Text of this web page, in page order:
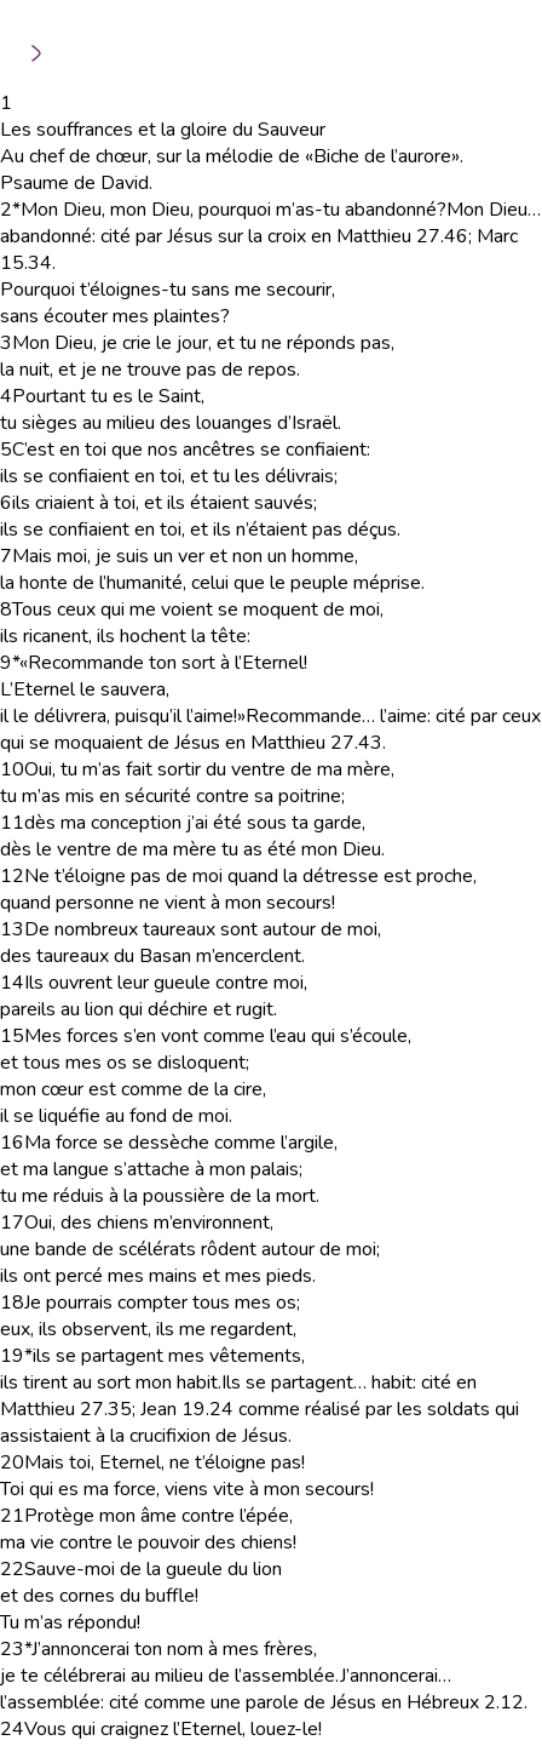
1
Les souffrances et la gloire du Sauveur
Au chef de chœur, sur la mélodie de «Biche de l’aurore».
Psaume de David.
2*Mon Dieu, mon Dieu, pourquoi m’as-tu abandonné?Mon Dieu…
abandonné: cité par Jésus sur la croix en Matthieu 27.46; Marc
15.34.
Pourquoi t’éloignes-tu sans me secourir,
sans écouter mes plaintes?
3Mon Dieu, je crie le jour, et tu ne réponds pas,
la nuit, et je ne trouve pas de repos.
4Pourtant tu es le Saint,
tu sièges au milieu des louanges d’Israël.
5C’est en toi que nos ancêtres se confiaient:
ils se confiaient en toi, et tu les délivrais;
6ils criaient à toi, et ils étaient sauvés;
ils se confiaient en toi, et ils n’étaient pas déçus.
7Mais moi, je suis un ver et non un homme,
la honte de l’humanité, celui que le peuple méprise.
8Tous ceux qui me voient se moquent de moi,
ils ricanent, ils hochent la tête:
9*«Recommande ton sort à l’Eternel!
L’Eternel le sauvera,
il le délivrera, puisqu’il l’aime!»Recommande… l’aime: cité par ceux
qui se moquaient de Jésus en Matthieu 27.43.
10Oui, tu m’as fait sortir du ventre de ma mère,
tu m’as mis en sécurité contre sa poitrine;
11dès ma conception j’ai été sous ta garde,
dès le ventre de ma mère tu as été mon Dieu.
12Ne t’éloigne pas de moi quand la détresse est proche,
quand personne ne vient à mon secours!
13De nombreux taureaux sont autour de moi,
des taureaux du Basan m’encerclent.
14Ils ouvrent leur gueule contre moi,
pareils au lion qui déchire et rugit.
15Mes forces s’en vont comme l’eau qui s’écoule,
et tous mes os se disloquent;
mon cœur est comme de la cire,
il se liquéfie au fond de moi.
16Ma force se dessèche comme l’argile,
et ma langue s’attache à mon palais;
tu me réduis à la poussière de la mort.
17Oui, des chiens m’environnent,
une bande de scélérats rôdent autour de moi;
ils ont percé mes mains et mes pieds.
18Je pourrais compter tous mes os;
eux, ils observent, ils me regardent,
19*ils se partagent mes vêtements,
ils tirent au sort mon habit.Ils se partagent… habit: cité en
Matthieu 27.35; Jean 19.24 comme réalisé par les soldats qui
assistaient à la crucifixion de Jésus.
20Mais toi, Eternel, ne t’éloigne pas!
Toi qui es ma force, viens vite à mon secours!
21Protège mon âme contre l’épée,
ma vie contre le pouvoir des chiens!
22Sauve-moi de la gueule du lion
et des cornes du buffle!
Tu m’as répondu!
23*J’annoncerai ton nom à mes frères,
je te célébrerai au milieu de l’assemblée.J’annoncerai…
l’assemblée: cité comme une parole de Jésus en Hébreux 2.12.
24Vous qui craignez l’Eternel, louez-le!